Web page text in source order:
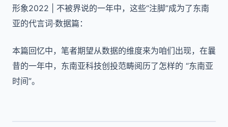
形象2022 | 不被界说的一年中，这些“注脚”成为了东南
亚的代言词·数据篇：
本篇回忆中，笔者期望从数据的维度来为咱们出现，在曩
昔的一年中，东南亚科技创投范畴阅历了怎样的 “东南亚
时间”。